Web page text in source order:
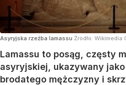
Asyryjska rzeźba lamassu Źródło: Wikimedia
Lamassu to posąg, częsty
asyryjskiej, ukazywany jako
brodatego mężczyzny i